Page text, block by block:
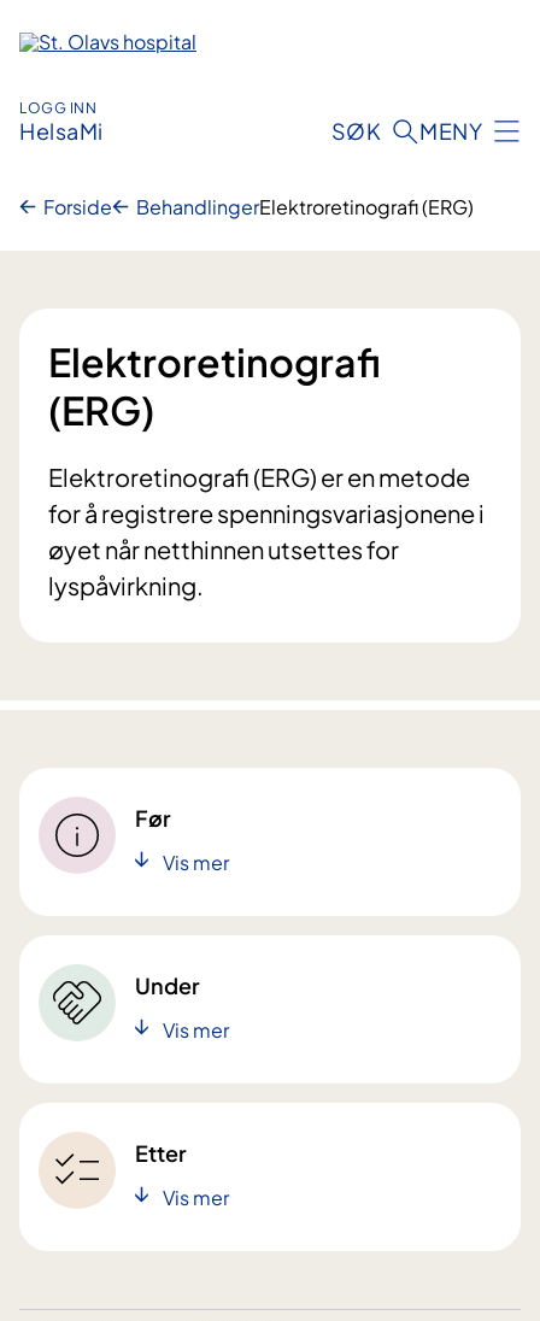
innhold
LOGG INN
HelsaMi SØK MENY
Forside BehandlingerElektroretinografi (ERG)
Elektroretinografi
(ERG)
Elektroretinografi (ERG) er en metode
for å registrere spenningsvariasjonene i
øyet når netthinnen utsettes for
lyspåvirkning.
Før
Vis mer
Under
Vis mer
Etter
Vis mer